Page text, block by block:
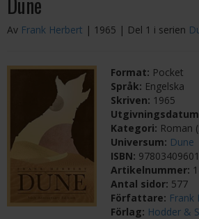
Av Frank Herbert | 1965 | Del 1 i serien
Format: Pocket
Språk: Engelska
Skriven: 1965
Kategori: Roman
Universum: Dune
ISBN:
Artikelnummer:
Antal sidor: 577
Författare: Frank
Förlag: Hodder &